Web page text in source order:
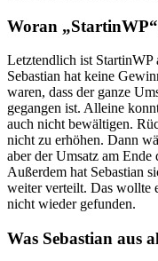
Woran „StartinWP“
Letztendlich ist StartinWP
Sebastian hat keine
waren, dass der ganze
gegangen ist. Alleine
auch nicht bewältigen.
nicht zu erhöhen. Dann
aber der Umsatz am Ende
Außerdem hat Sebastian
weiter verteilt. Das wollte
nicht wieder gefunden.
Was Sebastian aus